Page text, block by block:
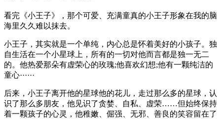
看完《小王子》，那个可爱、充满童真的小王子形象在我的脑
海里久久难以抹去。
小王子，其实就是一个单纯，内心总是怀着美好的小孩子。独
自生活在一个小星球上，所有的一切对他而言都是独一无二
的。他热爱那朵有虚荣心的玫瑰;他喜欢幻想;他有一颗纯洁的
童心······
后来，小王子离开他的星球他的花儿，走过那么多的星球，认
识了那么多朋友，他见识了贪婪、自私、虚荣……但始终保持
着一颗孩子的心灵，他稚嫩、倔强、无邪、善良的笑容留在了